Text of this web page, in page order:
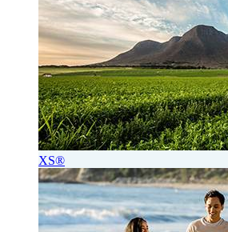
XS®